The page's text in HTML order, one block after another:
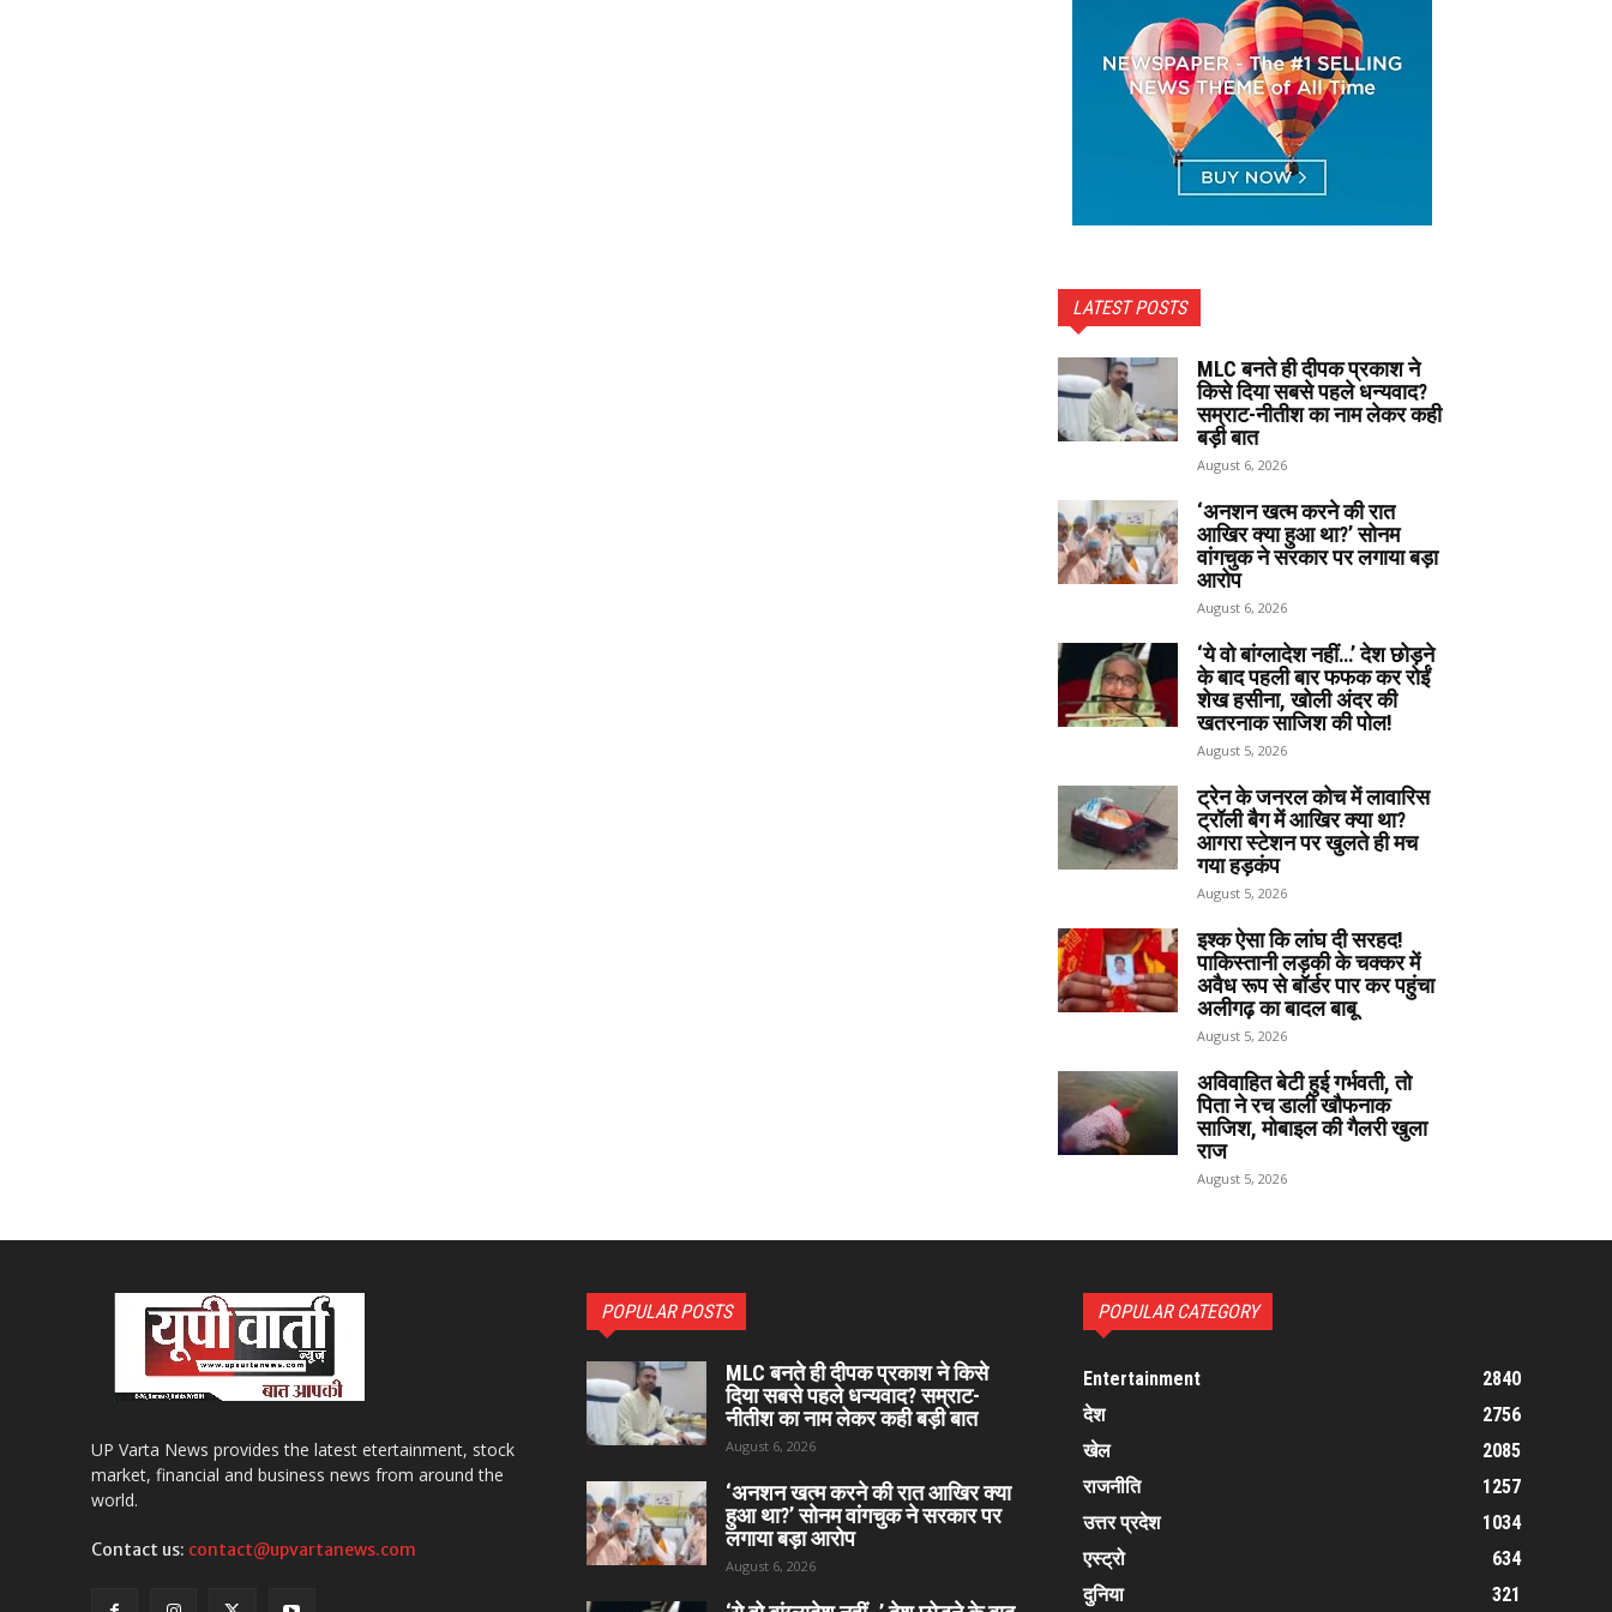
LATEST POSTS
MLC बनते ही दीपक प्रकाश ने
किसे दिया सबसे पहले धन्यवाद?
सम्राट-नीतीश का नाम लेकर कही
बड़ी बात
August 6, 2026
‘अनशन खत्म करने की रात
आखिर क्या हुआ था?’ सोनम
वांगचुक ने सरकार पर लगाया बड़ा
आरोप
August 6, 2026
‘ये वो बांग्लादेश नहीं…’ देश छोड़ने
के बाद पहली बार फफक कर रोईं
शेख हसीना, खोली अंदर की
खतरनाक साजिश की पोल!
August 5, 2026
ट्रेन के जनरल कोच में लावारिस
ट्रॉली बैग में आखिर क्या था?
आगरा स्टेशन पर खुलते ही मच
गया हड़कंप
August 5, 2026
इश्क ऐसा कि लांघ दी सरहद!
पाकिस्तानी लड़की के चक्कर में
अवैध रूप से बॉर्डर पार कर पहुंचा
अलीगढ़ का बादल बाबू
August 5, 2026
अविवाहित बेटी हुई गर्भवती, तो
पिता ने रच डाली खौफनाक
साजिश, मोबाइल की गैलरी खुला
राज
August 5, 2026
UP Varta News provides the latest etertainment, stock
market, financial and business news from around the
world.
Contact us: contact@upvartanews.com
POPULAR POSTS
MLC बनते ही दीपक प्रकाश ने किसे
दिया सबसे पहले धन्यवाद? सम्राट-
नीतीश का नाम लेकर कही बड़ी बात
August 6, 2026
‘अनशन खत्म करने की रात आखिर क्या
हुआ था?’ सोनम वांगचुक ने सरकार पर
लगाया बड़ा आरोप
August 6, 2026
POPULAR CATEGORY
Entertainment
2840
देश
2756
खेल
2085
राजनीति
1257
उत्तर प्रदेश
1034
एस्ट्रो
634
दुनिया
321